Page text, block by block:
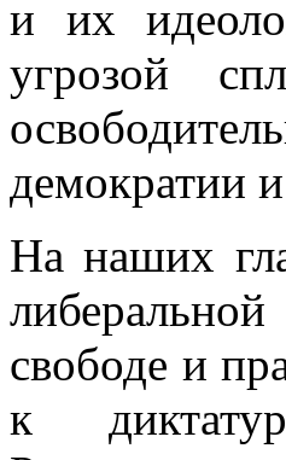
и их
угрозой
демократии
На наших
свободе и
к